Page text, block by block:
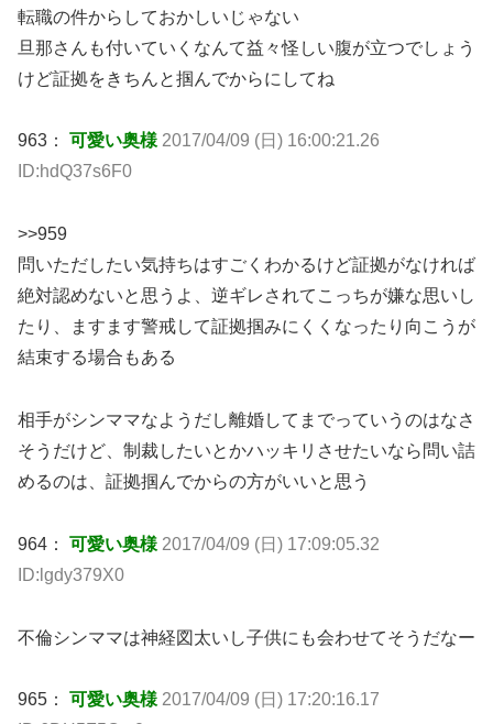
転職の件からしておかしいじゃない
旦那さんも付いていくなんて益々怪しい腹が立つでしょう
けど証拠をきちんと掴んでからにしてね
963： 可愛い奥様2017/04/09 (日) 16:00:21.26
ID:hdQ37s6F0
>>959
問いただしたい気持ちはすごくわかるけど証拠がなければ
絶対認めないと思うよ、逆ギレされてこっちが嫌な思いし
たり、ますます警戒して証拠掴みにくくなったり向こうが
結束する場合もある
相手がシンママなようだし離婚してまでっていうのはなさ
そうだけど、制裁したいとかハッキリさせたいなら問い詰
めるのは、証拠掴んでからの方がいいと思う
964： 可愛い奥様 2017/04/09 (日) 17:09:05.32
ID:lgdy379X0
不倫シンママは神経図太いし子供にも会わせてそうだなー
965： 可愛い奥様 2017/04/09 (日) 17:20:16.17